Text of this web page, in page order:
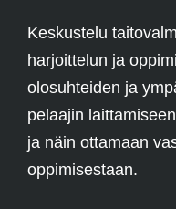
Keskustelu
harjoittelun ja
olosuhteiden ja
pelaajin
ja näin ottamaan
oppimisestaan.